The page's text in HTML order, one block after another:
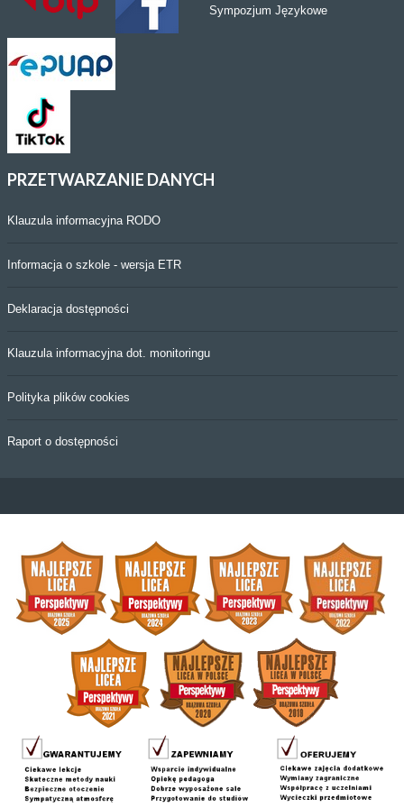
Sympozjum Językowe
PRZETWARZANIE DANYCH
Klauzula informacyjna RODO
Informacja o szkole - wersja ETR
Deklaracja dostępności
Klauzula informacyjna dot. monitoringu
Polityka plików cookies
Raport o dostępności